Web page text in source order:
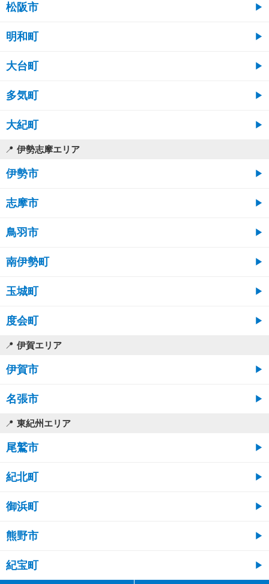
松阪市
明和町
大台町
多気町
大紀町
伊勢志摩エリア
伊勢市
志摩市
鳥羽市
南伊勢町
玉城町
度会町
伊賀エリア
伊賀市
名張市
東紀州エリア
尾鷲市
紀北町
御浜町
熊野市
紀宝町